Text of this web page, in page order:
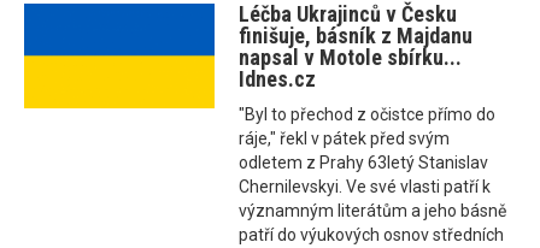
Léčba Ukrajinců v Česku
finišuje, básník z Majdanu
napsal v Motole sbírku...
Idnes.cz
"Byl to přechod z očistce přímo do
ráje," řekl v pátek před svým
odletem z Prahy 63letý Stanislav
Chernilevskyi. Ve své vlasti patří k
významným literátům a jeho básně
patří do výukových osnov středních